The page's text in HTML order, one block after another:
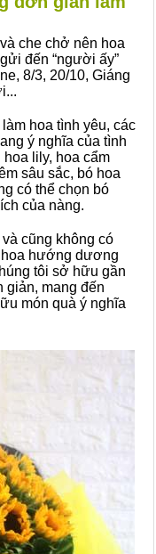
che chở nên hoa
đến “người ấy”
8/3, 20/10, Giáng
hoa tình yêu, các
ý nghĩa của tình
lily, hoa cẩm
sâu sắc, bó hoa
có thể chọn bó
của nàng.
cũng không có
hoa hướng dương
tôi sở hữu gần
mang đến
món quà ý nghĩa